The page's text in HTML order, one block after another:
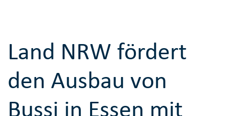
Land NRW fördert
den Ausbau von
Bussi in Essen mit